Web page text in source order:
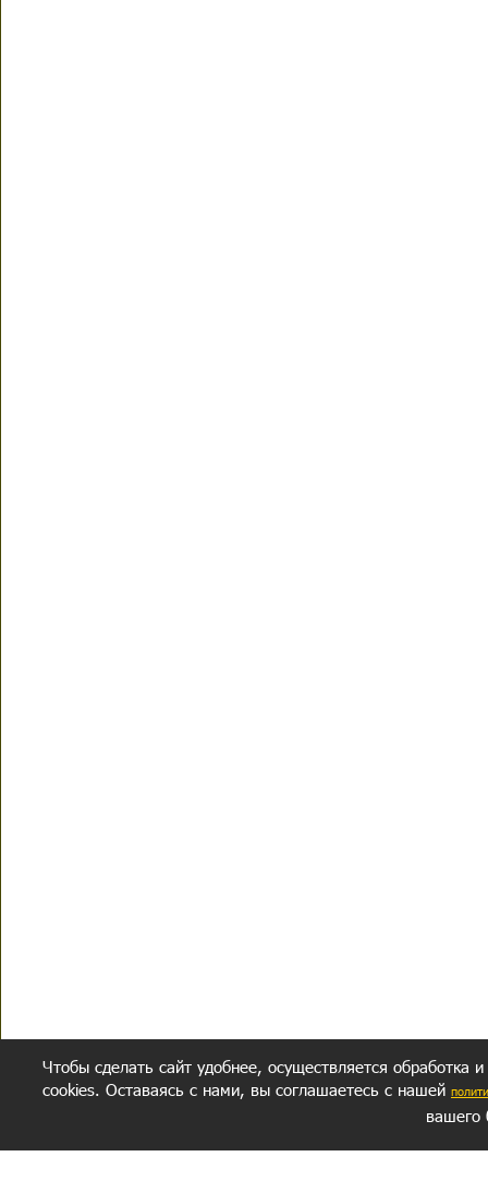
Чтобы сделать сайт удобнее, осуществляется обработка
cookies. Оставаясь с нами, вы соглашаетесь с нашей
вашего